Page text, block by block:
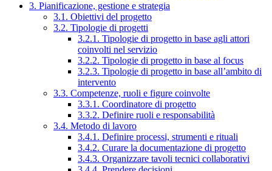
3. Pianificazione, gestione e strategia
3.1. Obiettivi del progetto
3.2. Tipologie di progetti
3.2.1. Tipologie di progetto in base agli attori
coinvolti nel servizio
3.2.2. Tipologie di progetto in base al focus
3.2.3. Tipologie di progetto in base all’ambito di
intervento
3.3. Competenze, ruoli e figure coinvolte
3.3.1. Coordinatore di progetto
3.3.2. Definire ruoli e responsabilità
3.4. Metodo di lavoro
3.4.1. Definire processi, strumenti e rituali
3.4.2. Curare la documentazione di progetto
3.4.3. Organizzare tavoli tecnici collaborativi